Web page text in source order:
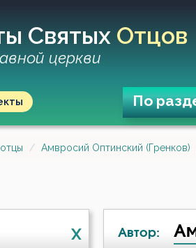
Святых Отцов
церкви
По
Амвросий Оптинский (Гренков)
X Автор: